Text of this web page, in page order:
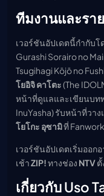
ทีมงานและรา
เวอร์ชันอัปเดตนี้กำกับโ
Gurashi Sorairo no
Tsugihagi Kōjō no
โยอิจิ คาโตะ(The
หน้าที่ดูแลและเขียนบท
InuYasha) รับหน้าที่วา
โยโกะ อุซามิที่
เวอร์ชันอัปเดตเริ่มออก
เช้าZIP!ทางช่อง NTV
เกี่ยวกับ Uso